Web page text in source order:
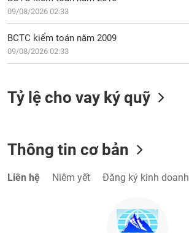
09/08/2026 02:33
BCTC kiểm toán năm 2009
09/08/2026 02:33
Tỷ lệ cho vay ký quỹ
Thông tin cơ bản
Liên hệ Niêm yết Đăng ký kinh doanh
VỤ
TRUYỀN
THÔNG
TIỆN
ÍCH
ĐỘNG